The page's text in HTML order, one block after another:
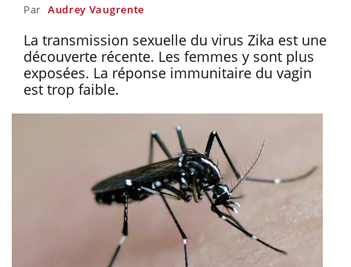
Par Audrey Vaugrente
La transmission sexuelle du virus Zika est une
découverte récente. Les femmes y sont plus
exposées. La réponse immunitaire du vagin
est trop faible.